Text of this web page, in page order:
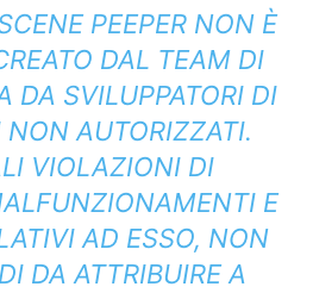
PEEPER NON È
DAL TEAM DI
DA SVILUPPATORI DI
NON AUTORIZZATI.
VIOLAZIONI DI
E
AD ESSO, NON
DA ATTRIBUIRE A